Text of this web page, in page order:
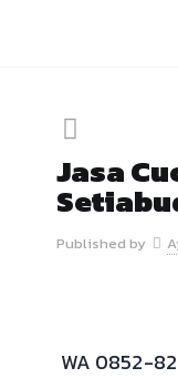
Jasa
Published by
WA 0852-